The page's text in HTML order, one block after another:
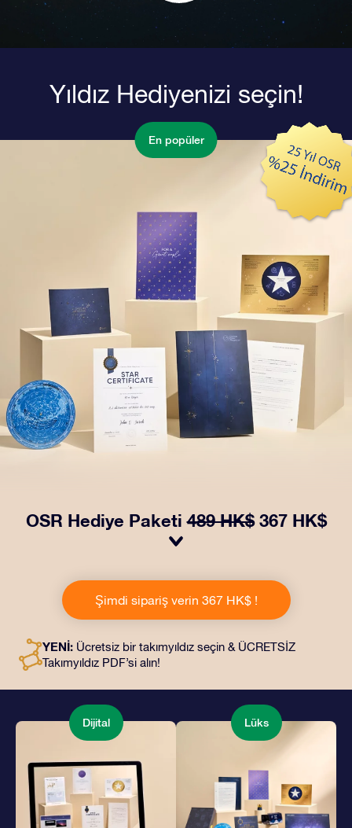
Yıldız Hediyenizi seçin!
En popüler
OSR Hediye Paketi489 HK$ 367 HK$
zarf içinde kişiye özel hazırlanan belgelerin seçtiğiniz
adrese teslimatı ile çevrimiçi belgeler ve uygulamalara
erişim imkanı bu pakete dahildir. Bu, arkadaşlarınıza ve
yoludur.
Şimdi sipariş verin 367 HK$ !
YENİ: Ücretsiz bir takımyıldız seçin & ÜCRETSİZ
Takımyıldız PDF’si alın!
Dijital Lüks